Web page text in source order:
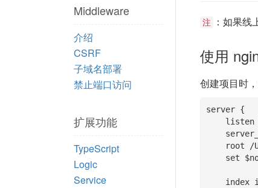
Middleware
介绍
CSRF
子域名部署
禁止端口访问
扩展功能
TypeScript
Logic
Service
注 ：如果
使用
创建项目时
server {